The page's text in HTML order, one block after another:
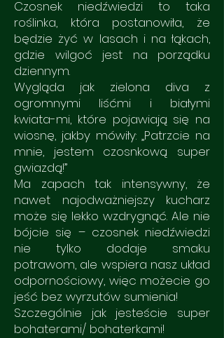
Czosnek niedźwiedzi to taka
roślinka, która postanowiła, że
będzie żyć w lasach i na łąkach,
gdzie wilgoć jest na porządku
dziennym.
Wygląda jak zielona diva z
ogromnymi liśćmi i białymi
kwiata-mi, które pojawiają się na
wiosnę, jakby mówiły: „Patrzcie na
mnie, jestem czosnkową super
gwiazdą!”
Ma zapach tak intensywny, że
nawet najodważniejszy kucharz
może się lekko wzdrygnąć. Ale nie
bójcie się – czosnek niedźwiedzi
nie tylko dodaje smaku
potrawom, ale wspiera nasz układ
odpornościowy, więc możecie go
jeść bez wyrzutów sumienia!
Szczególnie jak jesteście super
bohaterami/ bohaterkami!